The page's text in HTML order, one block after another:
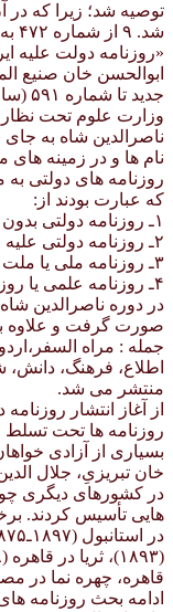
توصیه شد؛ زیرا که
«روزنامه دولت علیه
ابوالحسن خان صنیع
وزارت علوم تحت
ناصرالدین شاه به جای
روزنامه های دولتی
که عبارت بودند از:
۱ـ روزنامه دولتی بدون تصویر
۲ـ روزنامه دولتی علیه ایران با عنوان « روزنامه دولتی مصور»
۳ـ روزنامه ملی یا ملت سنیه ایران
۴ـ روزنامه علمی یا روزنامه علمیه دولت علیه ایران
در دوره ناصرالدین
صورت گرفت و علاوه
جمله : مراه
اطلاع، فرهنگ،
منتشر می شد.
از آغاز انتشار
روزنامه ها تحت
بسیاری از آزادی
خان تبریزیِ، جلال
در کشورهای دیگری
هایی تأسیس کردند.
قاهره، چهره نما در
ادامه بحث روزنامه